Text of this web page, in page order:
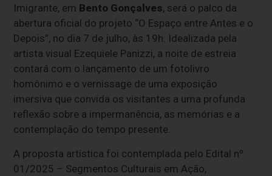
Imigrante, em Bento Gonçalves, será o palco da
abertura oficial do projeto “O Espaço entre Antes e o
Depois”, no dia 7 de julho, às 19h. Idealizada pela
artista visual Ezequiele Panizzi, a noite de estreia
contará com o lançamento de um fotolivro
homônimo e o vernissage de uma exposição
imersiva que convida os visitantes a uma profunda
reflexão sobre a impermanência, as memórias e a
contemplação do tempo presente.
A proposta artística foi contemplada pelo Edital nº
01/2025 – Segmentos Culturais em Ação,